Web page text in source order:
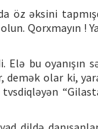
öz əksini
Qorxmayın !
bu oyanışın
olar ki,